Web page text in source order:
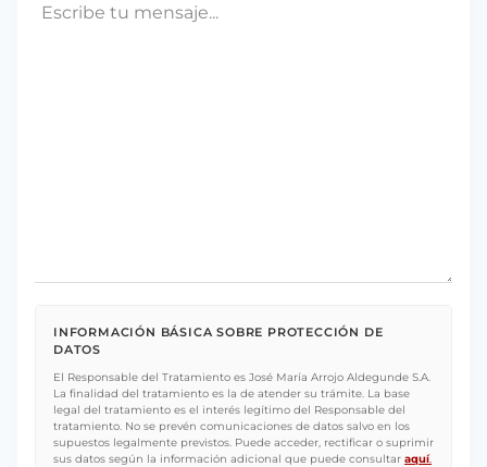
INFORMACIÓN BÁSICA SOBRE PROTECCIÓN DE
DATOS
El Responsable del Tratamiento es José María Arrojo Aldegunde S.A.
La finalidad del tratamiento es la de atender su trámite. La base
legal del tratamiento es el interés legítimo del Responsable del
tratamiento. No se prevén comunicaciones de datos salvo en los
supuestos legalmente previstos. Puede acceder, rectificar o suprimir
sus datos según la información adicional que puede consultar aquí.